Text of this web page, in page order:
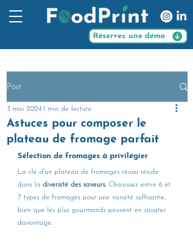
Réservez une démo
Post
Astuces pour composer le
plateau de fromage parfait
3 mai 20241 min de lecture
Sélection de fromages à privilégier
La clé d'un plateau de fromages réussi réside
dans la diversité des saveurs. Choisissez entre 6 et
7 types de fromages pour une variété suffisante,
bien que les plus gourmands peuvent en ajouter
davantage.